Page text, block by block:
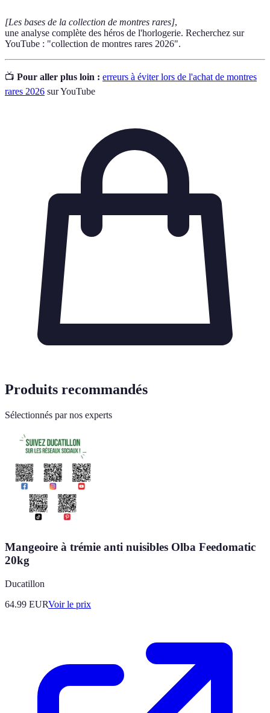
[Les bases de la collection de montres rares],
une analyse complète des héros de l'horlogerie. Recherchez sur
YouTube : "collection de montres rares 2026".
📺 Pour aller plus loin : erreurs à éviter lors de l'achat de montres
rares 2026 sur YouTube
Produits recommandés
Sélectionnés par nos experts
Mangeoire à trémie anti nuisibles Olba Feedomatic
20kg
Ducatillon
64.99 EURVoir le prix